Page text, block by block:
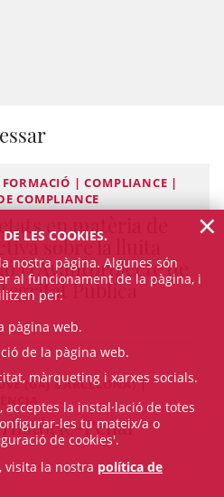
| COMPLIANCE |
COMPLIANCE
en matèria de
sobre la lluita
i l'Avantprojecte de
Pública
(GAJ BARCELONA) |
Penal
LES COOKIES.
nostra pàgina. Algunes són
al funcionament de la pàgina, i
per:
pàgina web.
de la pàgina web.
màrqueting i xarxes socials.
la instal·lació de totes
les tu mateix/a o
de cookies'.
visita la nostra política de
×